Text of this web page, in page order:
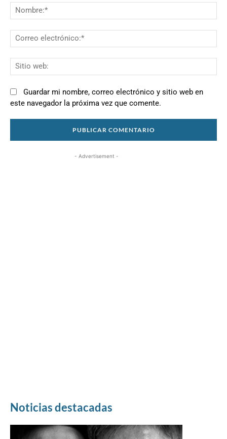
Guardar mi nombre, correo electrónico y sitio web en
este navegador la próxima vez que comente.
- Advertisement -
Noticias destacadas